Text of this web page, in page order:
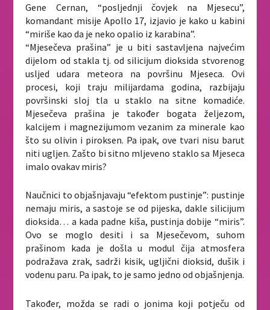
Gene Cernan, “posljednji čovjek na Mjesecu”,
komandant misije Apollo 17, izjavio je kako u kabini
“miriše kao da je neko opalio iz karabina”.
“Mjesečeva prašina” je u biti sastavljena najvećim
dijelom od stakla tj. od silicijum dioksida stvorenog
usljed udara meteora na površinu Mjeseca. Ovi
procesi, koji traju milijardama godina, razbijaju
površinski sloj tla u staklo na sitne komadiće.
Mjesečeva prašina je također bogata željezom,
kalcijem i magnezijumom vezanim za minerale kao
što su olivin i piroksen. Pa ipak, ove tvari nisu barut
niti ugljen. Zašto bi sitno mljeveno staklo sa Mjeseca
imalo ovakav miris?
Naučnici to objašnjavaju “efektom pustinje”: pustinje
nemaju miris, a sastoje se od pijeska, dakle silicijum
dioksida… a kada padne kiša, pustinja dobije “miris”.
Ovo se moglo desiti i sa Mjesečevom, suhom
prašinom kada je došla u modul čija atmosfera
podražava zrak, sadrži kisik, ugljični dioksid, dušik i
vodenu paru. Pa ipak, to je samo jedno od objašnjenja.
Također, možda se radi o jonima koji potječu od